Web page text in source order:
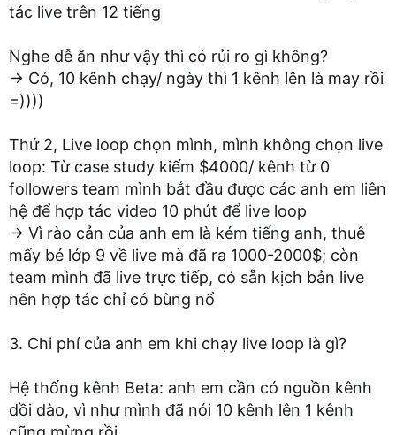
tác live trên 12 tiếng
Nghe dễ ăn như vậy thì có rủi ro gì không?
→ Có, 10 kênh chạy/ ngày thì 1 kênh lên là may rồi
=))))
Thứ 2, Live loop chọn mình, mình không chọn live
loop: Từ case study kiếm $4000/ kênh từ 0
followers team mình bắt đầu được các anh em liên
hệ để hợp tác video 10 phút để live loop
→ Vì rào cản của anh em là kém tiếng anh, thuê
mấy bé lớp 9 về live mà đã ra 1000-2000$; còn
team mình đã live trực tiếp, có sẵn kịch bản live
nên hợp tác chỉ có bùng nổ
3. Chi phí của anh em khi chạy live loop là gì?
Hệ thống kênh Beta: anh em cần có nguồn kênh
dồi dào, vì như mình đã nói 10 kênh lên 1 kênh